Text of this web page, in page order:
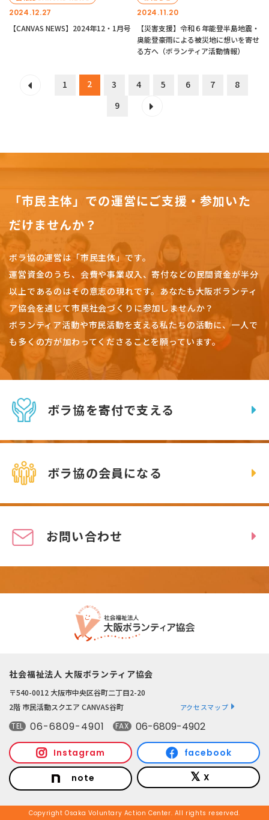
2024.12.27
【CANVAS NEWS】2024年12・1月号
2024.11.20
【災害支援】令和６年能登半島地震・
奥能登豪雨による被災地に想いを寄せ
る方へ（ボランティア活動情報）
1 2 3 4 5 6 7
8
9
「市民主体」での運営にご支援・参加いた
だけませんか？
ボラ協の運営は「市民主体」です。
運営資金のうち、会費や事業収入、寄付などの民間資金が半分
以上であるのはその意志の現れです。 あなたも大阪ボランティ
ア協会を通じて市民社会づくりに参加しませんか？
ボランティア活動や市民活動を支える私たちの活動に、一人で
も多くの方が加わってくださることを願っています。
ボラ協を寄付で支える
ボラ協の会員になる
お問い合わせ
社会福祉法人 大阪ボランティア協会
〒540-0012 大阪市中央区谷町二丁目2-20
2階 市民活動スクエア CANVAS谷町
アクセスマップ
TEL 06-6809-4901 FAX 06-6809-4902
Instagram facebook
note X
Copyright Osaka Voluntary Action Center. All rights reserved.